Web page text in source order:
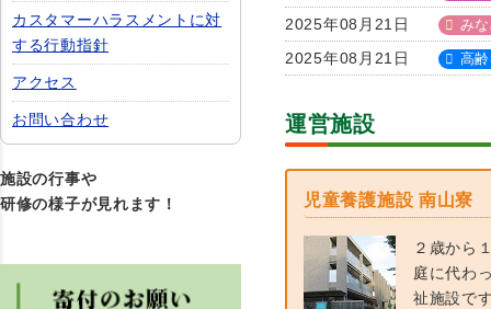
2025年08月21日 み
2025年08月21日 高
運営施設
児童養護施設 南山寮
２歳から
庭に代わ
祉施設で
カスタマーハラスメントに対
する行動指針
アクセス
お問い合わせ
施設の行事や
研修の様子が見れます！